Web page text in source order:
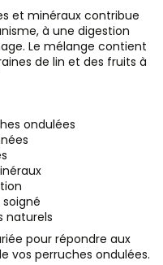
et minéraux contribue
à une digestion
Le mélange contient
de lin et des fruits à
ondulées
naturels
pour répondre aux
vos perruches ondulées.